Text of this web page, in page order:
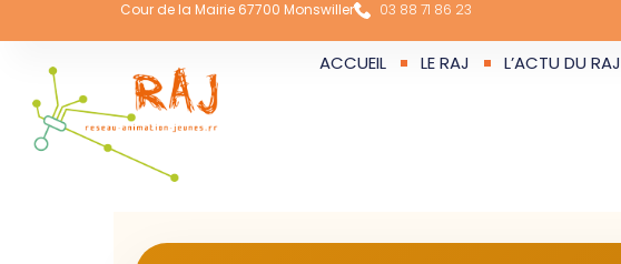
Cour de la Mairie 67700 Monswiller 03 88 71 86 23
ACCUEIL LE RAJ L’ACTU DU RAJ